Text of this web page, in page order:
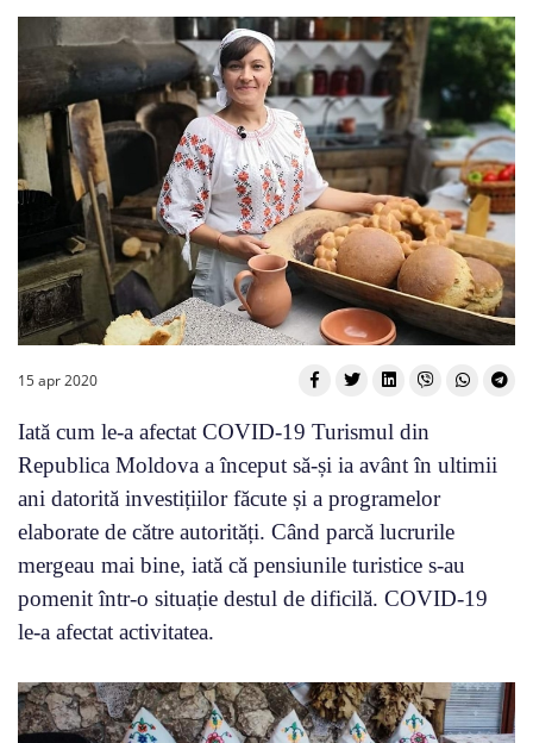
15 apr 2020
Iată cum le-a afectat COVID-19 Turismul din
Republica Moldova a început să-și ia avânt în ultimii
ani datorită investițiilor făcute și a programelor
elaborate de către autorități. Când parcă lucrurile
mergeau mai bine, iată că pensiunile turistice s-au
pomenit într-o situație destul de dificilă. COVID-19
le-a afectat activitatea.